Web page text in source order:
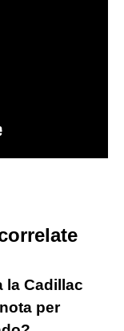
la Cadillac
per